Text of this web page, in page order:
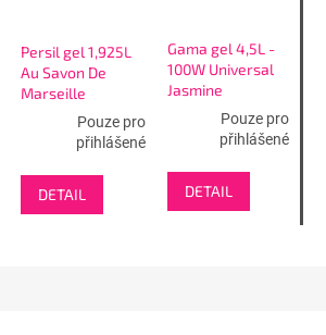
Persil gel 1,925L
Au Savon De
Marseille
Fraicheur D
Agrumes - 35W
Pouze pro
přihlášené
DETAIL
Gama gel 4,5L -
100W Universal
Jasmine
Pouze pro
přihlášené
DETAIL